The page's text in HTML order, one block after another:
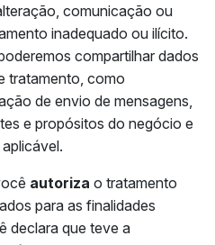
comunicação ou
inadequado ou ilícito.
compartilhar dados
tratamento, como
de envio de mensagens,
e propósitos do negócio e
autoriza o tratamento
para as finalidades
declara que teve a